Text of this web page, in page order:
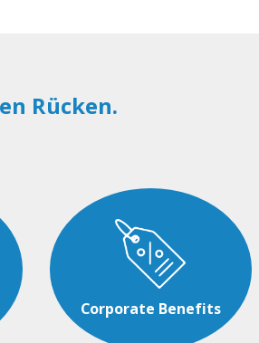
Rücken.
Corporate Benefits